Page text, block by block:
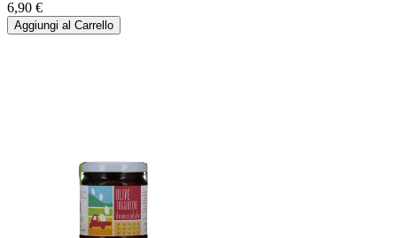
6,90 €
Aggiungi al Carrello